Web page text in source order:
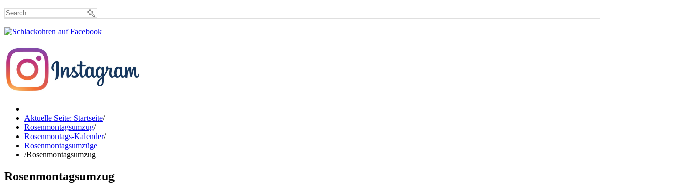
Aktuelle Seite: Startseite/
Rosenmontagsumzug/
Rosenmontags-Kalender/
Rosenmontagsumzüge
/Rosenmontagsumzug
Rosenmontagsumzug